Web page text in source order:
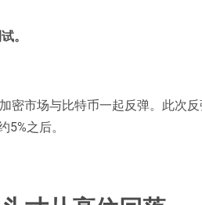
。
密市场与比特币一起反弹。此次
之后。